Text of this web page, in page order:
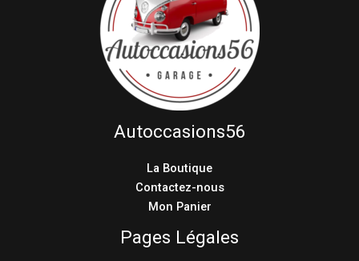
Autoccasions56
La Boutique
Contactez-nous
Mon Panier
Pages Légales